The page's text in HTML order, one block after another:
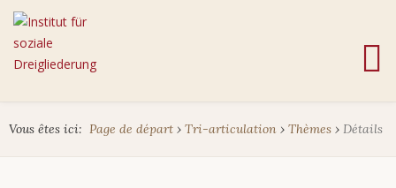
Vous êtes ici: Page de départ › Tri-articulation › Thèmes › Détails